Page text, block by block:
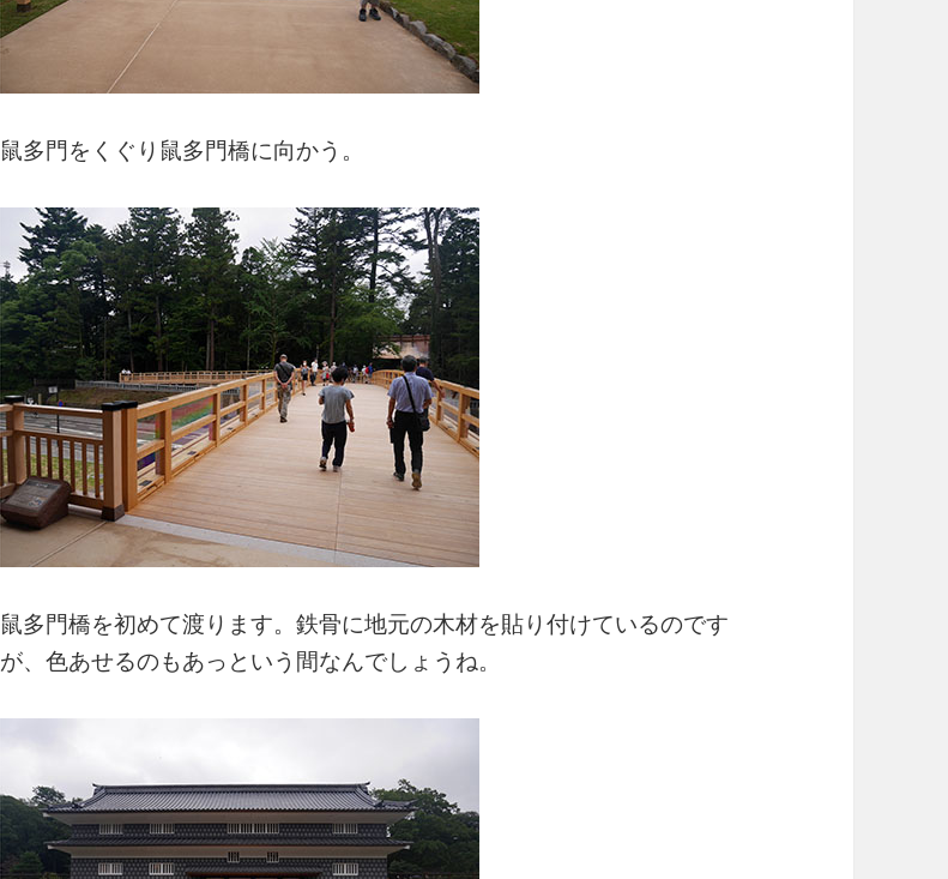
鼠多門をくぐり鼠多門橋に向かう。
鼠多門橋を初めて渡ります。鉄骨に地元の木材を貼り付けているのです
が、色あせるのもあっという間なんでしょうね。